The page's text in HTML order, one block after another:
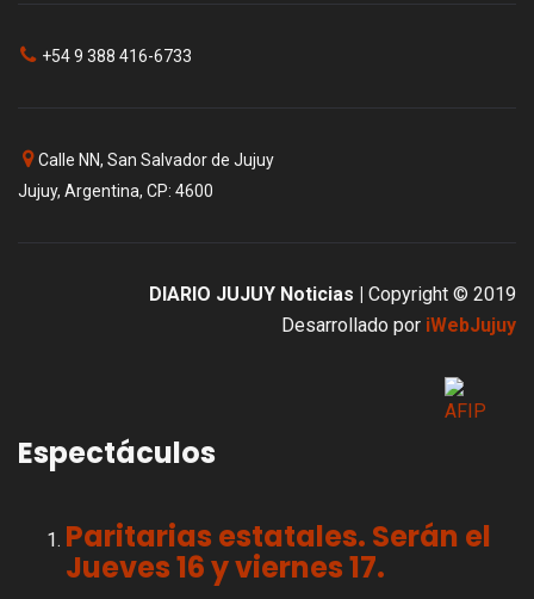
+54 9 388 416-6733
Calle NN, San Salvador de Jujuy
Jujuy, Argentina, CP: 4600
DIARIO JUJUY Noticias | Copyright © 2019
Desarrollado por iWebJujuy
Espectáculos
Paritarias estatales. Serán el
Jueves 16 y viernes 17.